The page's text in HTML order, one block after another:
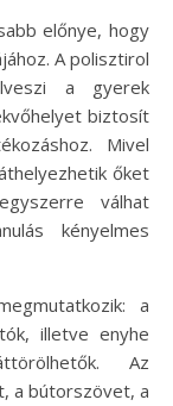
előnye, hogy
A polisztirol
a gyerek
biztosít
Mivel
őket
válhat
kényelmes
a
illetve enyhe
Az
a bútorszövet, a